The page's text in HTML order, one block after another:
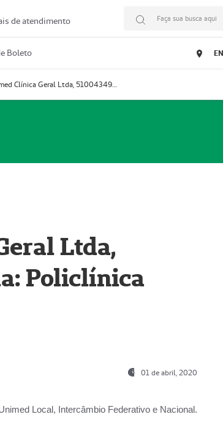
de atendimento Faça sua busca aqui
Boleto
Prestador: Vipmed Clínica Geral Ltda, 51004349-0 (Nome Fantasia: Policlínica Master)
Ltda,
Policlínica
01 de abril, 2020
Local, Intercâmbio Federativo e Nacional.